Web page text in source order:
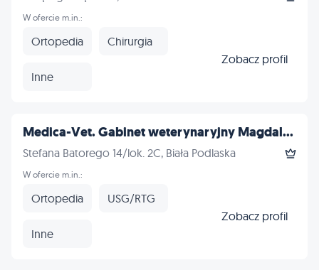
W ofercie m.in.:
Ortopedia Chirurgia
Inne
Zobacz profil
Medica-Vet. Gabinet weterynaryjny Magdal...
Stefana Batorego 14/lok. 2C, Biała Podlaska
W ofercie m.in.:
Ortopedia USG/RTG
Inne
Zobacz profil